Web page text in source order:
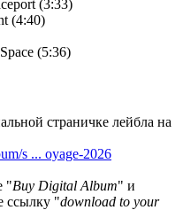
(3:33)
(4:40)
(5:36)
страничке лейбла на
s ... oyage-2026
"Buy Digital Album" и
ссылку "download to your